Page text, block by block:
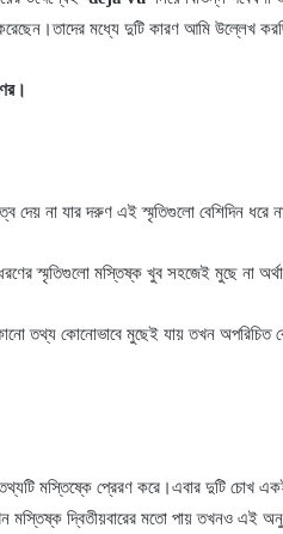
মধ্যে দুটি কারণ আমি উল্লেখ
দেয় না যার দরুণ এই স্মৃতিগুলো বেশিদিন
স্মৃতিগুলো মস্তিষ্ক খুব সহজেই মুছে না
তথ্য কোনোভাবে মুছেই যায় তখন অপরিচিত
মস্তিষ্কে প্রেরণ করে।এবার দুটি চোখ
দ্বিতীয়বারের মতো পায় তখনও এই